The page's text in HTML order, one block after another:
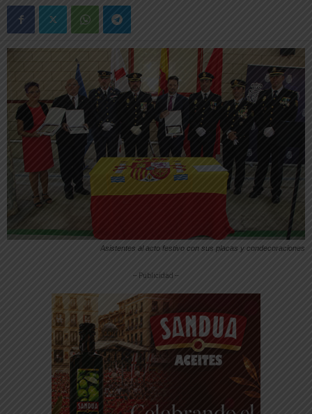
Asistentes al acto festivo con sus placas y condecoraciones
-- Publicidad --